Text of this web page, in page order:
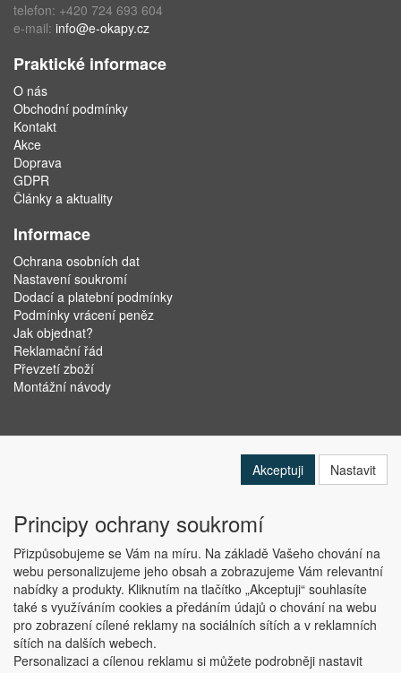
telefon: +420 724 693 604
e-mail: info@e-okapy.cz
Praktické informace
O nás
Obchodní podmínky
Kontakt
Akce
Doprava
GDPR
Články a aktuality
Informace
Ochrana osobních dat
Nastavení soukromí
Dodací a platební podmínky
Podmínky vrácení peněz
Jak objednat?
Reklamační řád
Převzetí zboží
Montážní návody
Copyright © ABRA Software a.s. 2019
Akceptuji Nastavit
Principy ochrany soukromí
Přizpůsobujeme se Vám na míru. Na základě Vašeho chování na
webu personalizujeme jeho obsah a zobrazujeme Vám relevantní
nabídky a produkty. Kliknutím na tlačítko „Akceptuji“ souhlasíte
také s využíváním cookies a předáním údajů o chování na webu
pro zobrazení cílené reklamy na sociálních sítích a v reklamních
sítích na dalších webech.
Personalizaci a cílenou reklamu si můžete podrobněji nastavit